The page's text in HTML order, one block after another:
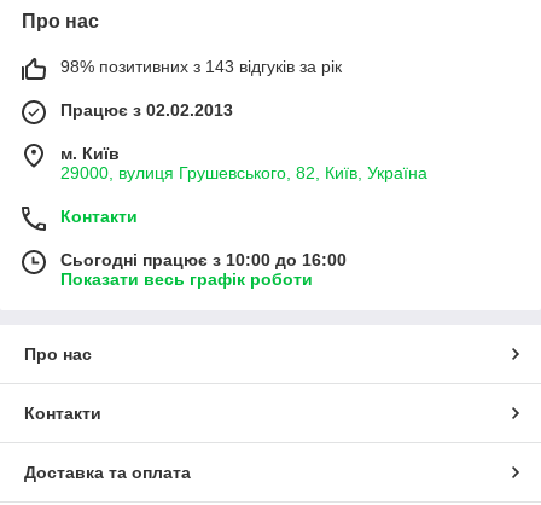
Про нас
98% позитивних з 143 відгуків за рік
Працює з 02.02.2013
м. Київ
29000, вулиця Грушевського, 82, Київ, Україна
Контакти
Сьогодні працює з 10:00 до 16:00
Показати весь графік роботи
Про нас
Контакти
Доставка та оплата